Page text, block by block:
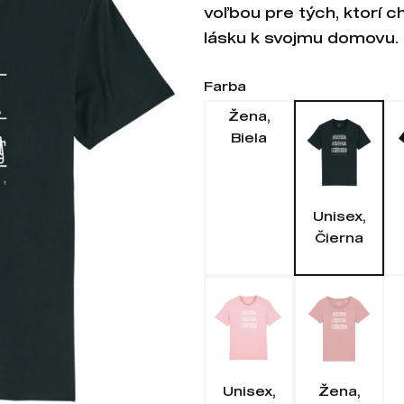
voľbou pre tých, ktorí
lásku k svojmu domovu.
Farba
Žena,
Biela
Unisex,
Čierna
Unisex, Žena,